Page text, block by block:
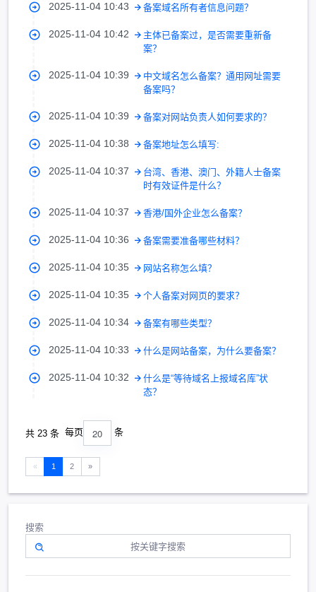
2025-11-04 10:43 备案域名所有者信息问题？
2025-11-04 10:42
主体已备案过，是否需要重新备
案？
2025-11-04 10:39
中文域名怎么备案？通用网址需要
备案吗？
2025-11-04 10:39 备案对网站负责人如何要求的？
2025-11-04 10:38 备案地址怎么填写:
2025-11-04 10:37
台湾、香港、澳门、外籍人士备案
时有效证件是什么？
2025-11-04 10:37 香港/国外企业怎么备案？
2025-11-04 10:36 备案需要准备哪些材料？
2025-11-04 10:35 网站名称怎么填？
2025-11-04 10:35 个人备案对网页的要求？
2025-11-04 10:34 备案有哪些类型？
2025-11-04 10:33 什么是网站备案，为什么要备案？
2025-11-04 10:32
什么是“等待域名上报域名库”状
态？
共 23 条 每页 20 条
« 1 2 »
搜索